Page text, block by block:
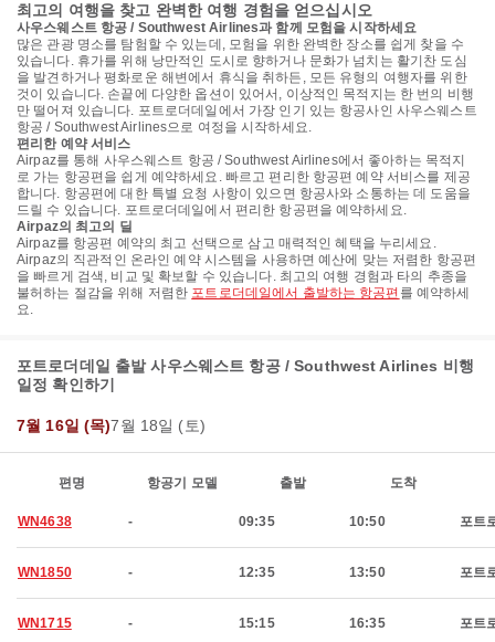
최고의 여행을 찾고 완벽한 여행 경험을 얻으십시오
사우스웨스트 항공 / Southwest Airlines과 함께 모험을 시작하세요
많은 관광 명소를 탐험할 수 있는데, 모험을 위한 완벽한 장소를 쉽게 찾을 수
있습니다. 휴가를 위해 낭만적인 도시로 향하거나 문화가 넘치는 활기찬 도심
을 발견하거나 평화로운 해변에서 휴식을 취하든, 모든 유형의 여행자를 위한
것이 있습니다. 손끝에 다양한 옵션이 있어서, 이상적인 목적지는 한 번의 비행
만 떨어져 있습니다. 포트로더데일에서 가장 인기 있는 항공사인 사우스웨스트
항공 / Southwest Airlines으로 여정을 시작하세요.
편리한 예약 서비스
Airpaz를 통해 사우스웨스트 항공 / Southwest Airlines에서 좋아하는 목적지
로 가는 항공편을 쉽게 예약하세요. 빠르고 편리한 항공편 예약 서비스를 제공
합니다. 항공편에 대한 특별 요청 사항이 있으면 항공사와 소통하는 데 도움을
드릴 수 있습니다. 포트로더데일에서 편리한 항공편을 예약하세요.
Airpaz의 최고의 딜
Airpaz를 항공편 예약의 최고 선택으로 삼고 매력적인 혜택을 누리세요.
Airpaz의 직관적인 온라인 예약 시스템을 사용하면 예산에 맞는 저렴한 항공편
을 빠르게 검색, 비교 및 확보할 수 있습니다. 최고의 여행 경험과 타의 추종을
불허하는 절감을 위해 저렴한 포트로더데일에서 출발하는 항공편 를 예약하세
요.
포트로더데일 출발 사우스웨스트 항공 / Southwest Airlines 비행
일정 확인하기
7월 16일 (목)7월 18일 (토)
편명 항공기 모델 출발 도착
WN4638 - 09:35 10:50 포트
WN1850 - 12:35 13:50 포트
WN1715 - 15:15 16:35 포트